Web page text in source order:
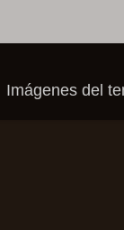
Imágenes del